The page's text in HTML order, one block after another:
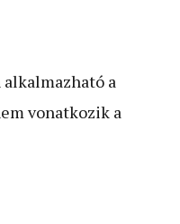
a
vonatkozik a